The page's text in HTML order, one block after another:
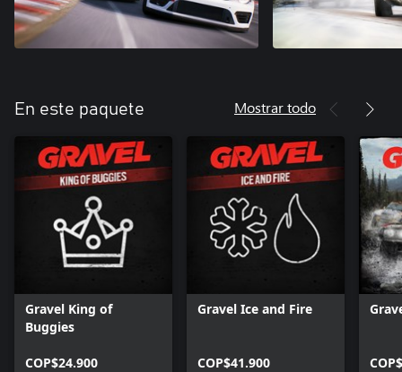
En este paquete Mostrar todo
Gravel King of
Buggies
COP$24.900
Gravel Ice and Fire
COP$41.900